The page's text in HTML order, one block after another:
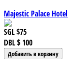
Majestic Palace Hotel
SGL$75
DBL$ 100